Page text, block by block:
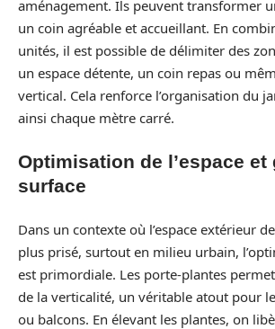
aménagement. Ils peuvent transformer
un coin agréable et accueillant. En
unités, il est possible de délimiter des
un espace détente, un coin repas ou
vertical. Cela renforce l’organisation du
ainsi chaque mètre carré.
Optimisation de l’espace et
surface
Dans un contexte où l’espace extérieur
plus prisé, surtout en milieu urbain,
est primordiale. Les porte-plantes
de la verticalité, un véritable atout pour
ou balcons. En élevant les plantes, on